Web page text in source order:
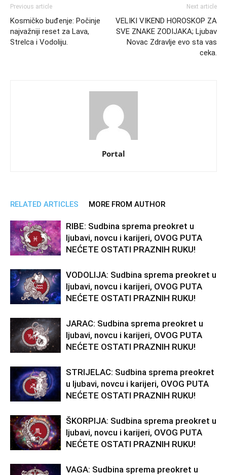
Previous article
Kosmičko buđenje: Počinje
najvažniji reset za Lava,
Strelca i Vodoliju.
Next article
VELIKI VIKEND HOROSKOP ZA
SVE ZNAKE ZODIJAKA; Ljubav
Novac Zdravlje evo sta vas
ceka.
Portal
RELATED ARTICLES MORE FROM AUTHOR
RIBE: Sudbina sprema preokret u
ljubavi, novcu i karijeri, OVOG PUTA
NEĆETE OSTATI PRAZNIH RUKU!
VODOLIJA: Sudbina sprema preokret u
ljubavi, novcu i karijeri, OVOG PUTA
NEĆETE OSTATI PRAZNIH RUKU!
JARAC: Sudbina sprema preokret u
ljubavi, novcu i karijeri, OVOG PUTA
NEĆETE OSTATI PRAZNIH RUKU!
STRIJELAC: Sudbina sprema preokret
u ljubavi, novcu i karijeri, OVOG PUTA
NEĆETE OSTATI PRAZNIH RUKU!
ŠKORPIJA: Sudbina sprema preokret u
ljubavi, novcu i karijeri, OVOG PUTA
NEĆETE OSTATI PRAZNIH RUKU!
VAGA: Sudbina sprema preokret u